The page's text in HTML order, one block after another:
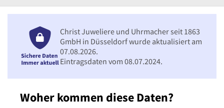
Woher kommen diese Daten?
Christ Juweliere und Uhrmacher seit 1863
GmbH in Düsseldorf wurde aktualisiert am
07.08.2026.
Eintragsdaten vom 08.07.2024.